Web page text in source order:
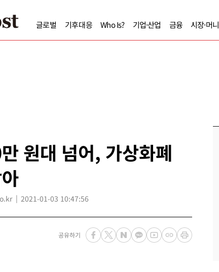
글로벌 기후대응 Who Is? 기업·산업 금융 시장·머니
원대 넘어, 가상화폐
2021-01-03 10:47:56
공유하기